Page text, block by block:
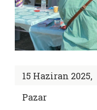
15 Haziran 2025,
Pazar